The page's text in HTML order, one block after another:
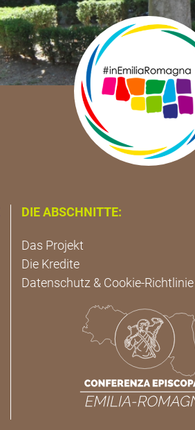
DIE ABSCHNITTE:
Das Projekt
Die Kredite
Datenschutz & Cookie-Richtlinie